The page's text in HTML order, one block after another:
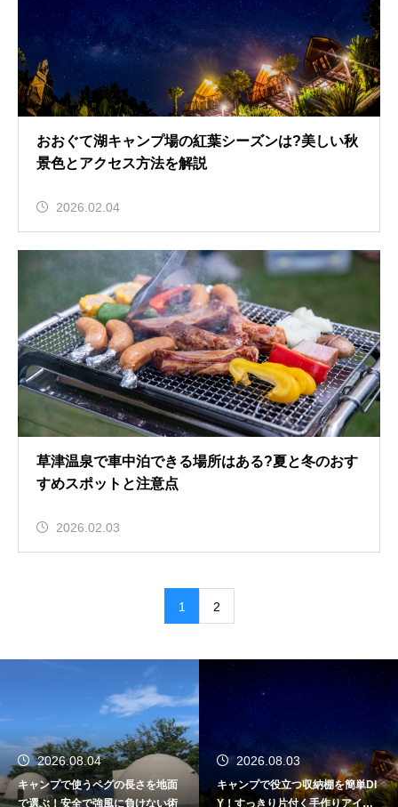
おおぐて湖キャンプ場の紅葉シーズンは?美しい秋
景色とアクセス方法を解説
2026.02.04
草津温泉で車中泊できる場所はある?夏と冬のおす
すめスポットと注意点
2026.02.03
1 2
2026.08.04
キャンプで使うペグの長さを地面
で選ぶ！安全で強風に負けない術
2026.08.03
キャンプで役立つ収納棚を簡単DI
Y！すっきり片付く手作りアイデ